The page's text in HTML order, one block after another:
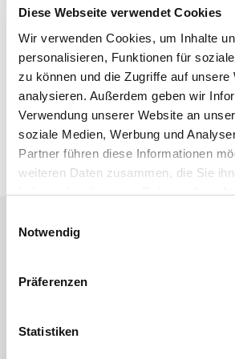
Diese Webseite verwendet Cookies
Wir verwenden Cookies, um Inhalte
personalisieren, Funktionen für
zu können und die Zugriffe auf unsere
analysieren. Außerdem geben wir
Verwendung unserer Website an
soziale Medien, Werbung und
Partner führen diese Informationen
weiteren Daten zusammen, die Sie
haben oder die sie im Rahmen Ihrer
Notwendig
Präferenzen
Statistiken
Kurbel-Senkglocke EX 2000 (Pat.
Zwillingsaufnahme für alle Klingen
mm-Schaft
Verbindung mit der HSS-
Entgraten und Anfasen von
18 mm
Aktuelle Angebote